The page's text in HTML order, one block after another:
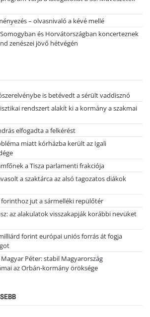
– olvasnivaló a kévé mellé
és Horvátországban koncerteznek
zenészei jövő hétvégén
is betévedt a sérült vaddisznó
rendszert alakít ki a kormány a szakmai
elfogadta a felkérést
miatt kórházba került az Igali
a Tisza parlamenti frakciója
a szaktárca az alsó tagozatos diákok
jut a sármelléki repülőtér
az alakulatok visszakapják korábbi nevüket
forint európai uniós forrás át fogja
Péter: stabil Magyarország
az Orbán-kormány öröksége